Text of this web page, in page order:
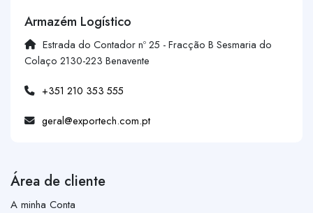
Armazém Logístico
Estrada do Contador nº 25 - Fracção B Sesmaria do
Colaço 2130-223 Benavente
+351 210 353 555
geral@exportech.com.pt
Área de cliente
A minha Conta